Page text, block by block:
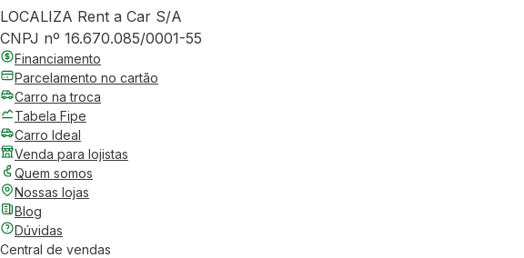
LOCALIZA Rent a Car S/A
CNPJ nº 16.670.085/0001-55
Financiamento
Parcelamento no cartão
Carro na troca
Tabela Fipe
Carro Ideal
Venda para lojistas
Quem somos
Nossas lojas
Blog
Dúvidas
Central de vendas